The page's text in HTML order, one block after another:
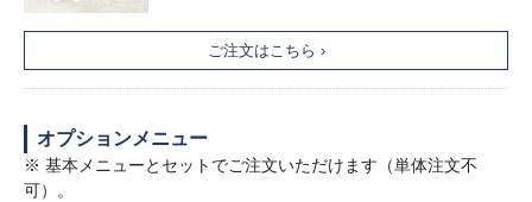
ご注文はこちら ›
オプションメニュー
※ 基本メニューとセットでご注文いただけます（単体注文不
可）。